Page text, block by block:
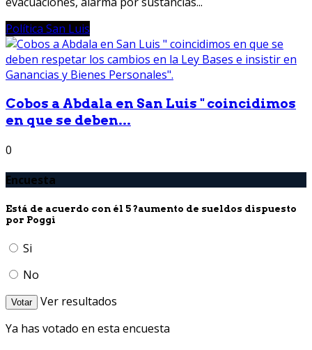
Política San Luis
Cobos a Abdala en San Luis " coincidimos
en que se deben...
0
Encuesta
Está de acuerdo con él 5 ?aumento de sueldos dispuesto
por Poggi
Si
No
Votar
Ver resultados
Ya has votado en esta encuesta